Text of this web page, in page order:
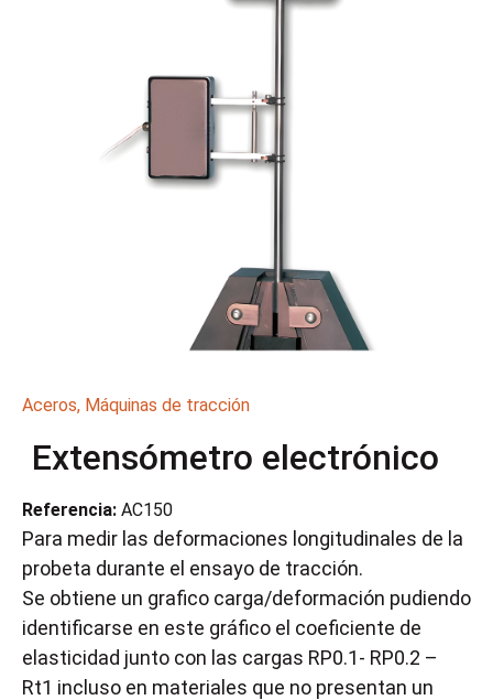
Aceros, Máquinas de tracción
Extensómetro electrónico
Referencia: AC150
Para medir las deformaciones longitudinales de la
probeta durante el ensayo de tracción.
Se obtiene un grafico carga/deformación pudiendo
identificarse en este gráfico el coeficiente de
elasticidad junto con las cargas RP0.1- RP0.2 –
Rt1 incluso en materiales que no presentan un